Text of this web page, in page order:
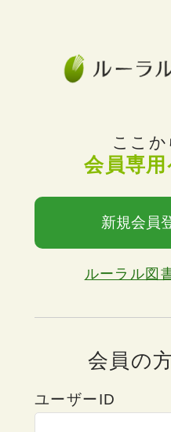
ここか
会員専
新規会員
ルーラル図
会員の
ユーザーID